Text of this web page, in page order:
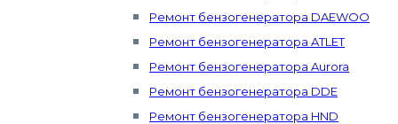
Ремонт бензогенератора DAEWOO
Ремонт бензогенератора ATLET
Ремонт бензогенератора Aurora
Ремонт бензогенератора DDE
Ремонт бензогенератора HND